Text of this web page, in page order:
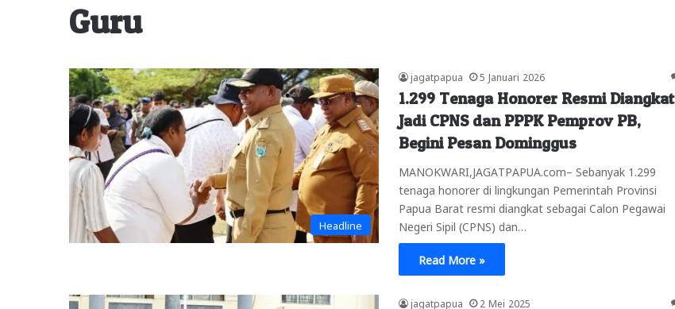
Guru
Headline
jagatpapua 5 Januari 2026
1.299 Tenaga Honorer Resmi Diangkat
Jadi CPNS dan PPPK Pemprov PB,
Begini Pesan Dominggus
MANOKWARI,JAGATPAPUA.com– Sebanyak 1.299
tenaga honorer di lingkungan Pemerintah Provinsi
Papua Barat resmi diangkat sebagai Calon Pegawai
Negeri Sipil (CPNS) dan…
Read More »
jagatpapua 2 Mei 2025